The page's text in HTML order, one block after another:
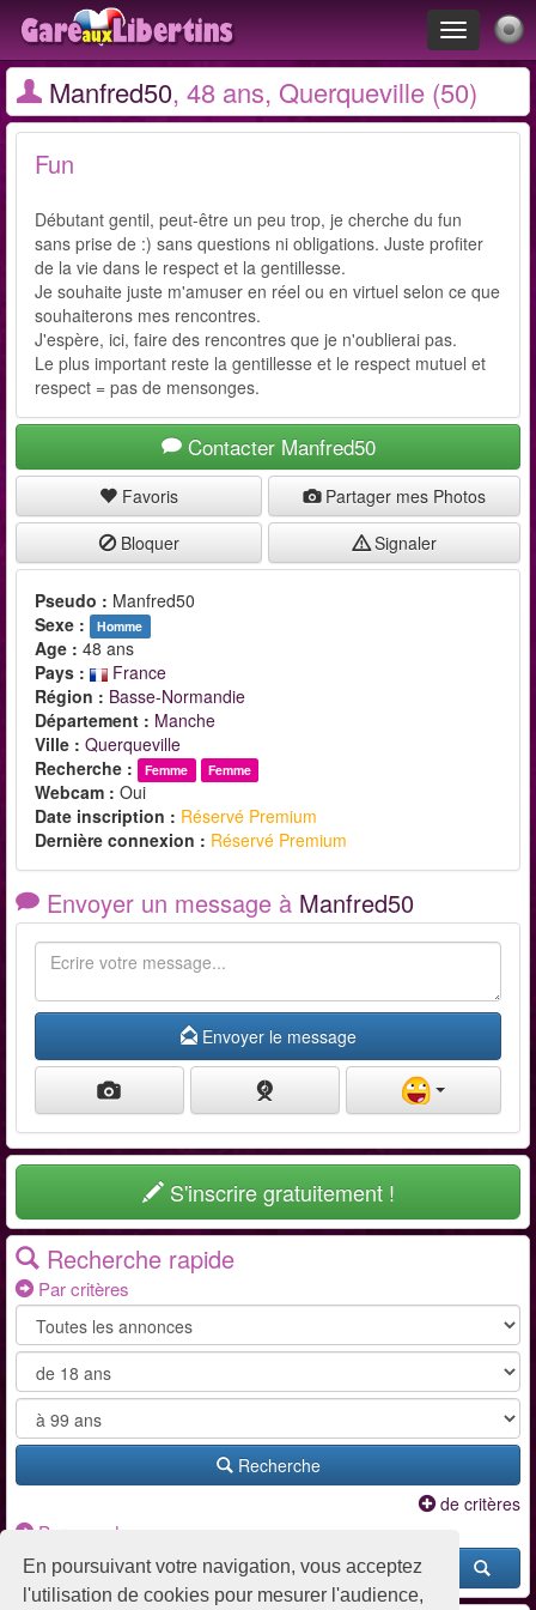
En poursuivant votre navigation, vous acceptez
l'utilisation de cookies pour mesurer l'audience,
Toggle
navigation
Manfred50, 48 ans, Querqueville (50)
Fun
Débutant gentil, peut-être un peu trop, je cherche du fun
sans prise de :) sans questions ni obligations. Juste profiter
de la vie dans le respect et la gentillesse.
Je souhaite juste m'amuser en réel ou en virtuel selon ce que
souhaiterons mes rencontres.
J'espère, ici, faire des rencontres que je n'oublierai pas.
Le plus important reste la gentillesse et le respect mutuel et
respect = pas de mensonges.
Contacter Manfred50
Favoris
Partager mes Photos
Bloquer
Signaler
Pseudo : Manfred50
Sexe :
Homme
Age : 48 ans
Pays :
France
Région : Basse-Normandie
Département : Manche
Ville : Querqueville
Recherche :
Femme Femme
Webcam : Oui
Date inscription : Réservé Premium
Dernière connexion : Réservé Premium
Envoyer un message à Manfred50
Envoyer le message
S'inscrire gratuitement !
Recherche rapide
Par critères
Recherche
de critères
Par pseudo